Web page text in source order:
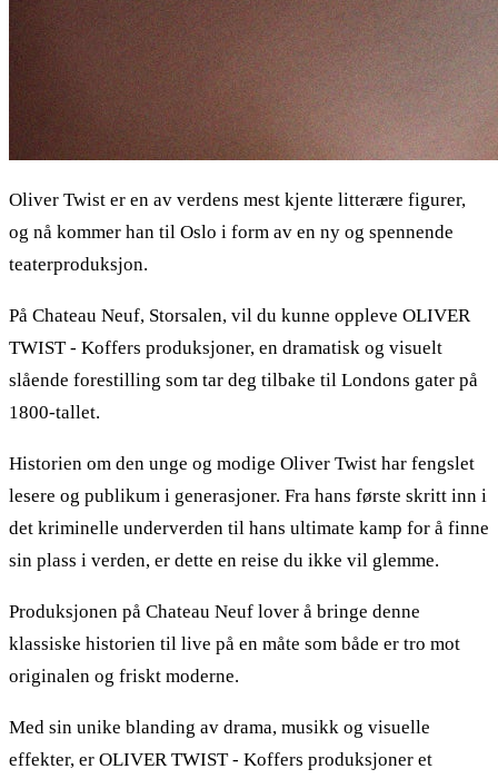
Oliver Twist er en av verdens mest kjente litterære figurer,
og nå kommer han til Oslo i form av en ny og spennende
teaterproduksjon.
På Chateau Neuf, Storsalen, vil du kunne oppleve OLIVER
TWIST - Koffers produksjoner, en dramatisk og visuelt
slående forestilling som tar deg tilbake til Londons gater på
1800-tallet.
Historien om den unge og modige Oliver Twist har fengslet
lesere og publikum i generasjoner. Fra hans første skritt inn i
det kriminelle underverden til hans ultimate kamp for å finne
sin plass i verden, er dette en reise du ikke vil glemme.
Produksjonen på Chateau Neuf lover å bringe denne
klassiske historien til live på en måte som både er tro mot
originalen og friskt moderne.
Med sin unike blanding av drama, musikk og visuelle
effekter, er OLIVER TWIST - Koffers produksjoner et